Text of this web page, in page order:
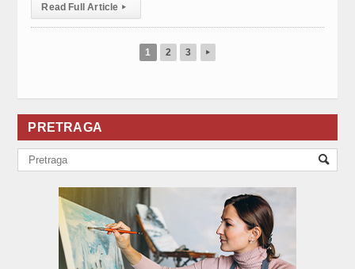
Read Full Article ▸
1 2 3 ▸
PRETRAGA